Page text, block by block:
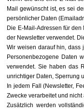
Mail gewünscht ist, es sei
persönlicher Daten
Die E-Mail-Adressen für
der Newsletter verwendet.
Wir weisen darauf hin, dass
Personenbezogene Daten
verwendet. Sie haben das
unrichtiger Daten, Sperrung
In jedem Fall (Newsletter,
Zwecke verarbeitet und
Zusätzlich werden